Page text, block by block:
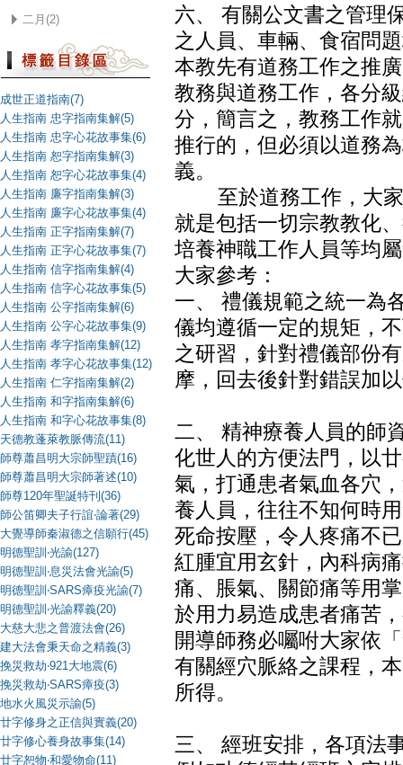
二月(2)
成世正道指南(7)
人生指南 忠字指南集解(5)
人生指南 忠字心花故事集(6)
人生指南 恕字指南集解(3)
人生指南 恕字心花故事集(4)
人生指南 廉字指南集解(3)
人生指南 廉字心花故事集(4)
人生指南 正字指南集解(7)
人生指南 正字心花故事集(7)
人生指南 信字指南集解(4)
人生指南 信字心花故事集(5)
人生指南 公字指南集解(6)
人生指南 公字心花故事集(9)
人生指南 孝字指南集解(12)
人生指南 孝字心花故事集(12)
人生指南 仁字指南集解(2)
人生指南 和字指南集解(6)
人生指南 和字心花故事集(8)
天德教蓬萊教脈傳流(11)
師尊蕭昌明大宗師聖蹟(16)
師尊蕭昌明大宗師著述(10)
師尊120年聖誕特刊(36)
師公笛卿夫子行誼‧論著(29)
大覺導師秦淑德之信願行(45)
明德聖訓‧光諭(127)
明德聖訓‧息災法會光諭(5)
明德聖訓‧SARS瘴疫光諭(7)
明德聖訓‧光諭釋義(20)
大慈大悲之普渡法會(26)
建大法會秉天命之精義(3)
挽災救劫‧921大地震(6)
挽災救劫‧SARS瘴疫(3)
地水火風災示諭(5)
廿字修身之正信與實義(20)
廿字修心養身故事集(14)
廿字恕物‧和愛物命(11)
六、 有關公文書之管理
之人員、車輛、食宿問
本教先有道務工作之推
教務與道務工作，各分
分，簡言之，教務工作
推行的，但必須以道務
義。
至於道務工作，大家
就是包括一切宗教教化
培養神職工作人員等均
大家參考：
一、 禮儀規範之統一為
儀均遵循一定的規矩，
之研習，針對禮儀部份
摩，回去後針對錯誤加
二、 精神療養人員的師
化世人的方便法門，以
氣，打通患者氣血各穴
養人員，往往不知何時
死命按壓，令人疼痛不
紅腫宜用玄針，內科病
痛、脹氣、關節痛等用
於用力易造成患者痛苦
開導師務必囑咐大家依
有關經穴脈絡之課程，
所得。
三、 經班安排，各項法